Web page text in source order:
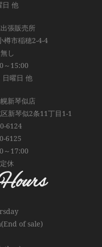
日 他
張販売所
市稲穂2-4-4
し
～15:00
日曜日 他
新琴似店
新琴似2条11丁目1-1
6124
6125
～17:00
休
of sale)